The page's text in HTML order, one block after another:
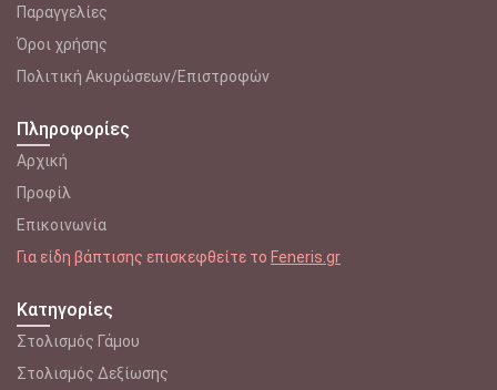
Παραγγελίες
Όροι χρήσης
Πολιτική Ακυρώσεων/Επιστροφών
Πληροφορίες
Αρχική
Προφίλ
Επικοινωνία
Για είδη βάπτισης επισκεφθείτε το Feneris.gr
Κατηγορίες
Στολισμός Γάμου
Στολισμός Δεξίωσης